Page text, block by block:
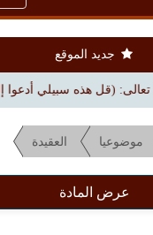
جديد الموقع
(قل هذه سبيلي أدعوا إلى
موضوعيا العقيدة
عرض المادة